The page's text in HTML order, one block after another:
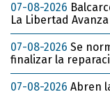
07-08-2026
La Libertad
07-08-2026 Se
finalizar la
07-08-2026 Abren